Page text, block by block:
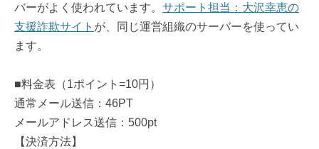
バーがよく使われています。 サポート担当：大沢幸恵の
支援詐欺サイト が、同じ運営組織のサーバーを使ってい
ます。
■料金表（1ポイント=10円）
通常メール送信：46PT
メールアドレス送信：500pt
【決済方法】